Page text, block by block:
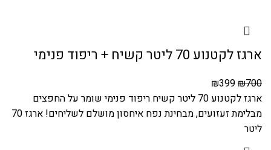
ארגז לקטנוע 70 ליטר קשיח + ריפוד פנימי
₪700
₪399
ארגז לקטנוע 70 ליטר קשיח ריפוד פנימי שומר על החפצים
מבלימת זעזועים, מבחינת נפח איחסון מושלם לשליחים! ארגז 70
ליטר